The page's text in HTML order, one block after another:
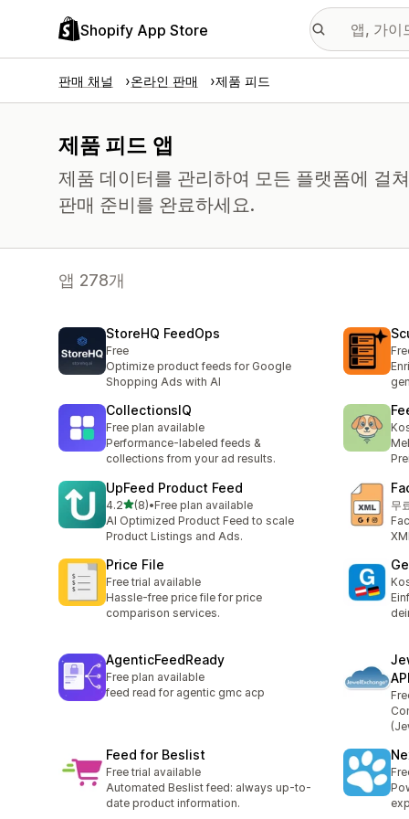
Shopify App Store
판매 채널 온라인 판매 제품 피드
제품 피드 앱
제품 데이터를 관리하여 모든 플랫폼에 걸
판매 준비를 완료하세요.
앱 278개
StoreHQ FeedOps
Free
Optimize product feeds for Google
Shopping Ads with AI
CollectionsIQ
Free plan available
Performance-labeled feeds &
collections from your ad results.
UpFeed Product Feed
4.2별 5개 중
(8)
총 리뷰 8개
•Free plan available
AI Optimized Product Feed to scale
Product Listings and Ads.
무
Price File
Free trial available
Hassle-free price file for price
comparison services.
AgenticFeedReady
Free plan available
feed read for agentic gmc acp
Feed for Beslist
Free trial available
Automated Beslist feed: always up-to-
date product information.